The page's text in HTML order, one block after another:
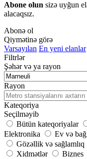
Abone olun sizə uyğun
alacaqsız.
Abonə ol
Qiymətinə görə
Varsayılan En yeni elanlar
Filtrlər
Şəhər və ya rayon
Rayon
Kateqoriya
Seçilməyib
Bütün kateqoriyalar
Elektronika
Ev və
Gözəllik və sağlamlıq
Xidmətlər
Biznes